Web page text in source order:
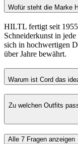
Wofür steht die Marke
HILTL fertigt seit
Schneiderkunst in
sich in hochwertigen
über Jahre bewährt.
Warum ist Cord das
Zu welchen Outfits
Alle 7 Fragen anzeigen